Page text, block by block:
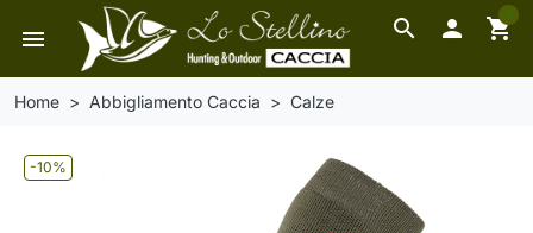
search
menu  shopping_cart
0
Home Abbigliamento Caccia Calze
-10%